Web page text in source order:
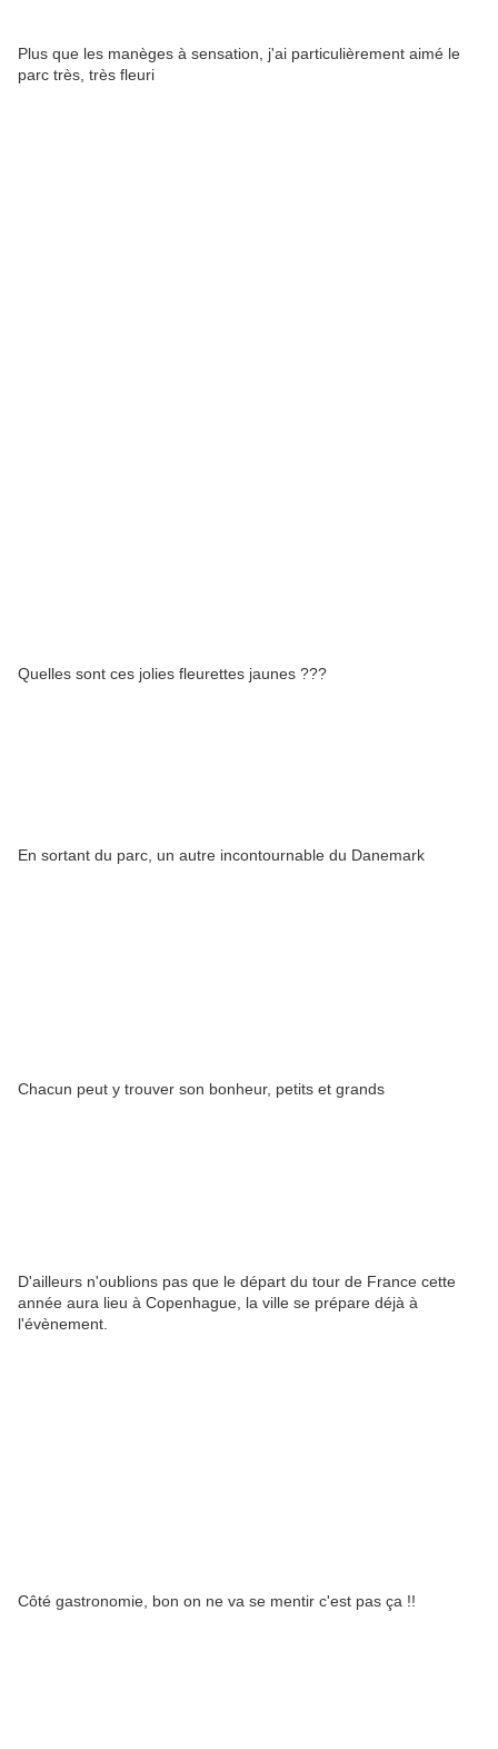
Plus que les manèges à sensation, j'ai particulièrement aimé le
parc très, très fleuri
Quelles sont ces jolies fleurettes jaunes ???
En sortant du parc, un autre incontournable du Danemark
Chacun peut y trouver son bonheur, petits et grands
D'ailleurs n'oublions pas que le départ du tour de France cette
année aura lieu à Copenhague, la ville se prépare déjà à
l'évènement.
Côté gastronomie, bon on ne va se mentir c'est pas ça !!